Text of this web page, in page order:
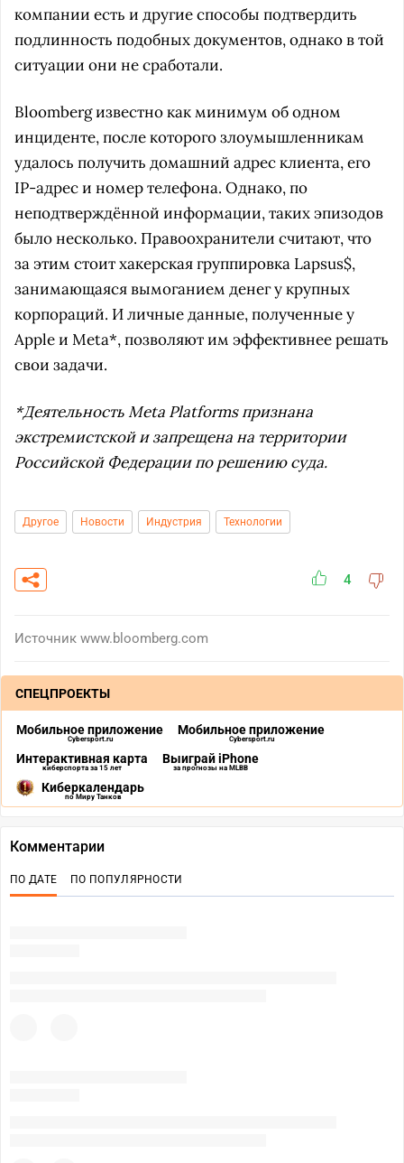
компании есть и другие способы подтвердить
подлинность подобных документов, однако в той
ситуации они не сработали.
Bloomberg известно как минимум об одном
инциденте, после которого злоумышленникам
удалось получить домашний адрес клиента, его
IP-адрес и номер телефона. Однако, по
неподтверждённой информации, таких эпизодов
было несколько. Правоохранители считают, что
за этим стоит хакерская группировка Lapsus$,
занимающаяся вымоганием денег у крупных
корпораций. И личные данные, полученные у
Apple и Meta*, позволяют им эффективнее решать
свои задачи.
*Деятельность Meta Platforms признана
экстремистской и запрещена на территории
Российской Федерации по решению суда.
Другое Новости Индустрия Технологии
4
Источник www.bloomberg.com
СПЕЦПРОЕКТЫ
Мобильное приложение
Cybersport.ru
Мобильное приложение
Cybersport.ru
Интерактивная карта
киберспорта за 15 лет
Выиграй iPhone
за прогнозы на MLBB
Киберкалендарь
по Миру Танков
Комментарии
ПО ДАТЕ ПО ПОПУЛЯРНОСТИ